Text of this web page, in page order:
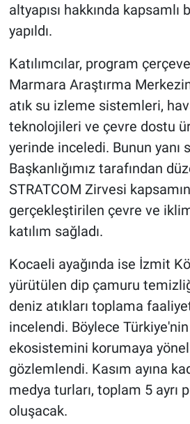
altyapısı hakkında
yapıldı.
Katılımcılar, program
Marmara Araştırma
atık su izleme sistemleri,
teknolojileri ve çevre dostu
yerinde inceledi. Bunun yanı
Başkanlığımız tarafından
STRATCOM Zirvesi
gerçekleştirilen çevre ve
katılım sağladı.
Kocaeli ayağında ise İzmit
yürütülen dip çamuru
deniz atıkları toplama
incelendi. Böylece
ekosistemini korumaya
gözlemlendi. Kasım ayına
medya turları, toplam 5 ayrı
oluşacak.